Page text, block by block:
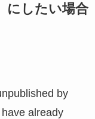
にしたい場合
by
already